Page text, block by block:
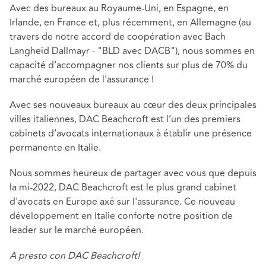
Avec des bureaux au Royaume-Uni, en Espagne, en
Irlande, en France et, plus récemment, en Allemagne (au
travers de notre accord de coopération avec Bach
Langheid Dallmayr - "BLD avec DACB"), nous sommes en
capacité d’accompagner nos clients sur plus de 70% du
marché européen de l'assurance !
Avec ses nouveaux bureaux au cœur des deux principales
villes italiennes, DAC Beachcroft est l’un des premiers
cabinets d’avocats internationaux à établir une présence
permanente en Italie.
Nous sommes heureux de partager avec vous que depuis
la mi-2022, DAC Beachcroft est le plus grand cabinet
d'avocats en Europe axé sur l'assurance. Ce nouveau
développement en Italie conforte notre position de
leader sur le marché européen.
A presto con DAC Beachcroft!